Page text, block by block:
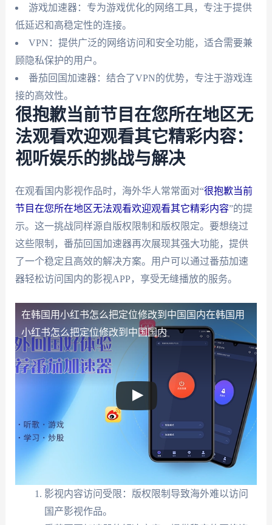
游戏加速器：专为游戏优化的网络工具，专注于提供
低延迟和高稳定性的连接。
VPN：提供广泛的网络访问和安全功能，适合需要兼
顾隐私保护的用户。
番茄回国加速器：结合了VPN的优势，专注于游戏连
接的高效性。
很抱歉当前节目在您所在地区无
法观看欢迎观看其它精彩内容：
视听娱乐的挑战与解决
在观看国内影视作品时，海外华人常常面对“很抱歉当前
节目在您所在地区无法观看欢迎观看其它精彩内容”的提
示。这一挑战同样源自版权限制和版权限定。要想绕过
这些限制，番茄回国加速器再次展现其强大功能，提供
了一个稳定且高效的解决方案。用户可以通过番茄加速
器轻松访问国内的影视APP，享受无缝播放的服务。
在韩国用小红书怎么把定位修改到中国国内在韩国用
小红书怎么把定位修改到中国国内
影视内容访问受限：版权限制导致海外难以访问
国产影视作品。